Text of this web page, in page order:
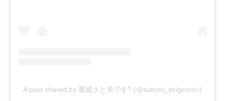
A post shared by 重盛さと美です? (@satomi_shigemori)